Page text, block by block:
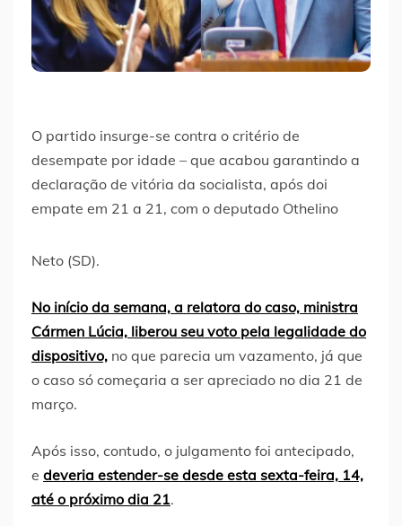
O partido insurge-se contra o critério de
desempate por idade – que acabou garantindo a
declaração de vitória da socialista, após doi
empate em 21 a 21, com o deputado Othelino
Neto (SD).
No início da semana, a relatora do caso, ministra
Cármen Lúcia, liberou seu voto pela legalidade do
dispositivo, no que parecia um vazamento, já que
o caso só começaria a ser apreciado no dia 21 de
março.
Após isso, contudo, o julgamento foi antecipado,
e deveria estender-se desde esta sexta-feira, 14,
até o próximo dia 21.